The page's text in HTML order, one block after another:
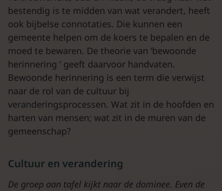
bestendig is te midden van wat verandert, heeft
ook bijbelse connotaties. Die kunnen een
gemeente helpen om de koers te bepalen en de
moed te bewaren. De theorie van ‘bewoonde
herinnering ’ geeft daarvoor handvaten.
Bewoonde herinnering is een term die verwijst
naar de rol van de cultuur bij
veranderingsprocessen. Wat zit in de hoofden en
harten van mensen; wat zit in de muren van de
gemeenschap?
Cultuur en verandering
De groep aan tafel kijkt naar de dominee. Even de